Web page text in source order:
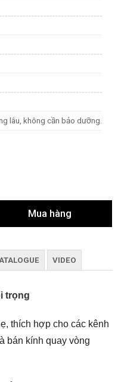
lâu, không cần bảo dưỡng.
VIDEO
trọng
thích hợp cho các kênh
bán kính quay vòng